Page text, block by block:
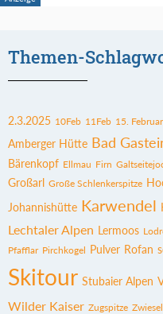
Themen-
2.3.2025 10Feb 11Feb 15.
Amberger Hütte Bad
Bärenkopf Ellmau Firn
Großarl Große Schlenkerspitze
Johannishütte Karwendel
Lechtaler Alpen Lermoos
Pfafflar Pirchkogel Pulver Rofan
Skitour Stubaier Alpen
Wilder Kaiser Zugspitze